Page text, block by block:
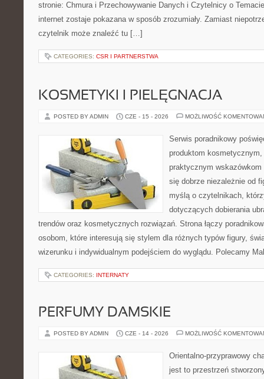
stronie: Chmura i Przechowywanie Danych i Czytelnicy o
internet zostaje pokazana w sposób zrozumiały. Zamiast
czytelnik może znaleźć tu […]
CATEGORIES: CSR I PARTNERSTWA
KOSMETYKI I PIELĘGNACJA
POSTED BY ADMIN CZE - 15 - 2026 MOŻLIWOŚĆ
Serwis poradnikowy
produktom
praktycznym
się dobrze niezależnie od
myślą o czytelnikach,
dotyczących dobierania
trendów oraz kosmetycznych rozwiązań. Strona łączy
osobom, które interesują się stylem dla różnych typów figury,
wizerunku i indywidualnym podejściem do wyglądu. Polecamy
CATEGORIES: INTERNATY
PERFUMY DAMSKIE
POSTED BY ADMIN CZE - 14 - 2026 MOŻLIWOŚĆ
Orientalno-przyprawowy
jest to przestrzeń